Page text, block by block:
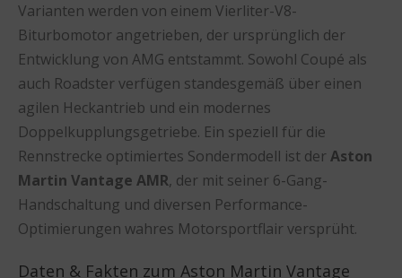
Varianten werden von einem Vierliter-V8-
Biturbomotor angetrieben, der ursprünglich der
Entwicklung von AMG entstammt. Sowohl Coupé als
auch Roadster verfügen standesgemäß über einen
agilen Heckantrieb und ein modernes
Doppelkupplungsgetriebe. Ein speziell für die
Rennstrecke optimiertes Sondermodell ist der Aston
Martin Vantage AMR, der mit seiner 6-Gang-
Handschaltung und diversen Performance-
Optimierungen wahres Motorsportflair versprüht.
Daten & Fakten zum Aston Martin Vantage